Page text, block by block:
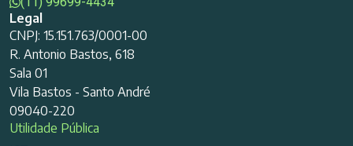
Legal
CNPJ: 15.151.763/0001-00
R. Antonio Bastos, 618
Sala 01
Vila Bastos - Santo André
09040-220
Utilidade Pública